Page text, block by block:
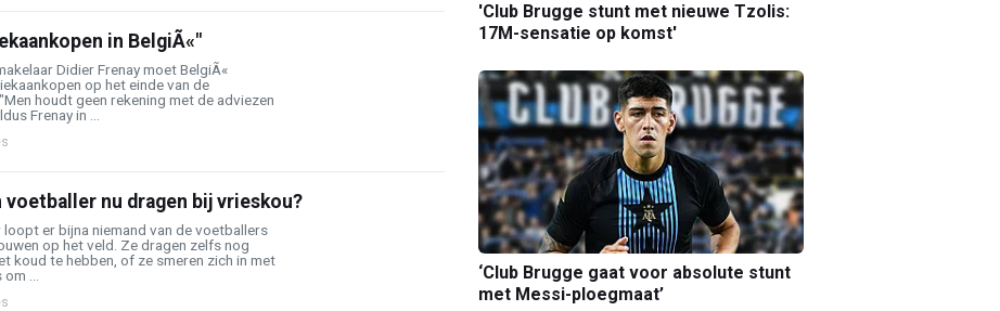
in BelgiÃ«"
Didier Frenay moet BelgiÃ«
op het einde van de
houdt geen rekening met de adviezen
Frenay in ...
voetballer nu dragen bij vrieskou?
er bijna niemand van de voetballers
op het veld. Ze dragen zelfs nog
koud te hebben, of ze smeren zich in met
...
'Club Brugge stunt met nieuwe Tzolis:
17M-sensatie op komst'
‘Club Brugge gaat voor absolute stunt
met Messi-ploegmaat’